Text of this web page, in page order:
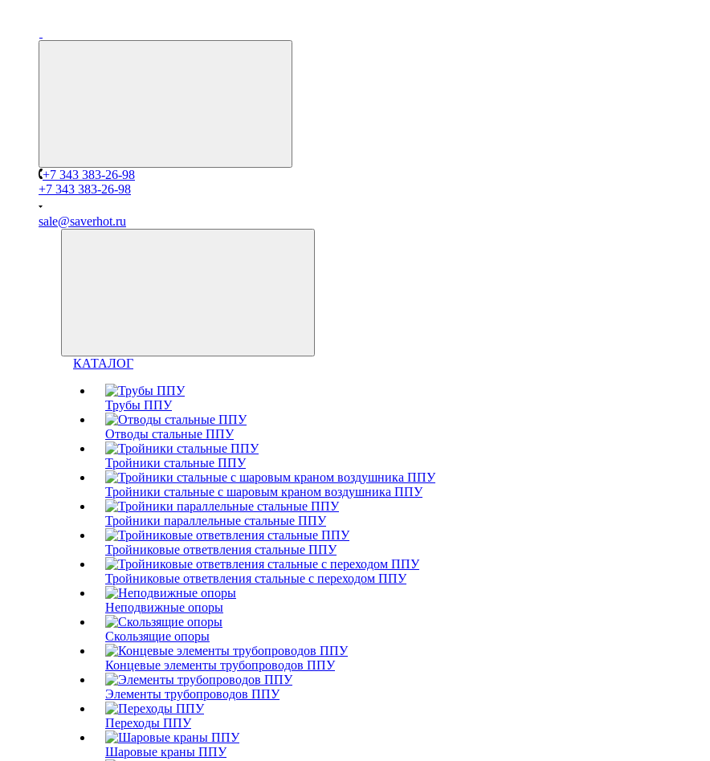
+7 343 383-26-98
+7 343 383-26-98
sale@saverhot.ru
КАТАЛОГ
Трубы ППУ
Отводы стальные ППУ
Тройники стальные ППУ
Тройники стальные с шаровым краном воздушника ППУ
Тройники параллельные стальные ППУ
Тройниковые ответвления стальные ППУ
Тройниковые ответвления стальные с переходом ППУ
Неподвижные опоры
Скользящие опоры
Концевые элементы трубопроводов ППУ
Элементы трубопроводов ППУ
Переходы ППУ
Шаровые краны ППУ